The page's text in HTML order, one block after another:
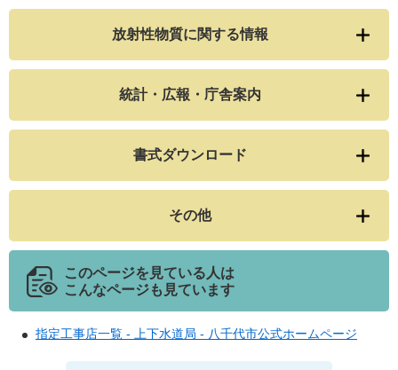
放射性物質に関する情報
統計・広報・庁舎案内
書式ダウンロード
その他
このページを見ている人は
こんなページも見ています
指定工事店一覧 - 上下水道局 - 八千代市公式ホームページ